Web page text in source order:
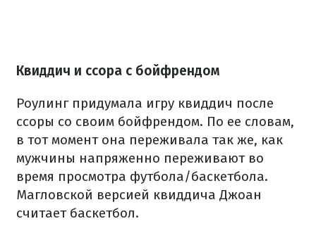
Квиддич и ссора с бойфрендом
Роулинг придумала игру квиддич после
ссоры со своим бойфрендом. По ее словам,
в тот момент она переживала так же, как
мужчины напряженно переживают во
время просмотра футбола/баскетбола.
Магловской версией квиддича Джоан
считает баскетбол.